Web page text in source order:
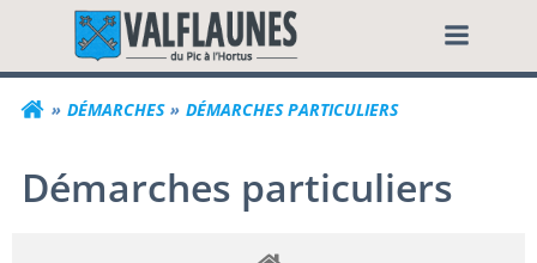
contenuCommune de
DÉMARCHES DÉMARCHES PARTICULIERS
Démarches particuliers